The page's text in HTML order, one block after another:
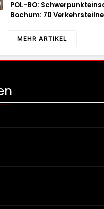
POL-BO:
Bochum: 70
MEHR ARTIKEL